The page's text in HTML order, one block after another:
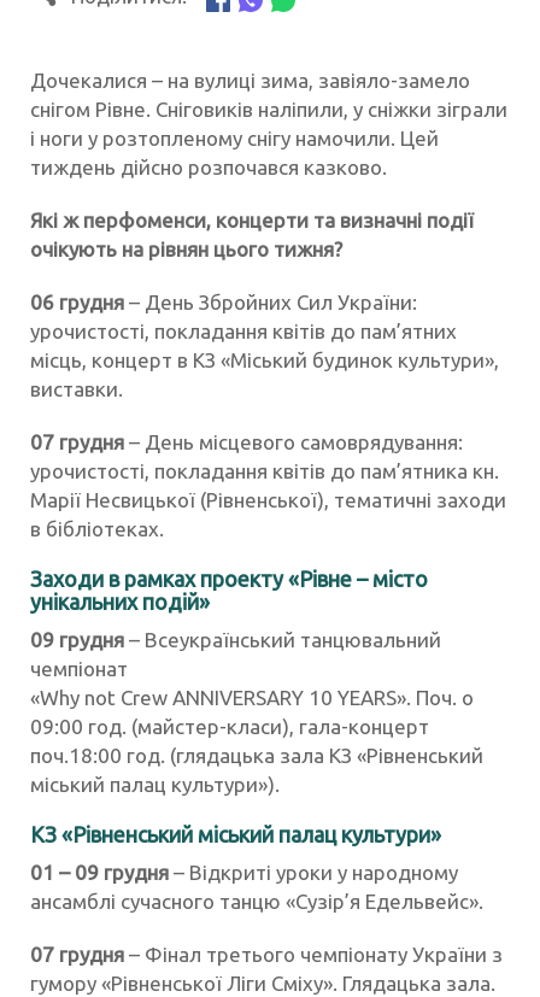
Дочекалися – на вулиці зима, завіяло-замело
снігом Рівне. Сніговиків наліпили, у сніжки зіграли
і ноги у розтопленому снігу намочили. Цей
тиждень дійсно розпочався казково.
Які ж перфоменси, концерти та визначні події
очікують на рівнян цього тижня?
06 грудня – День Збройних Сил України:
урочистості, покладання квітів до пам’ятних
місць, концерт в КЗ «Міський будинок культури»,
виставки.
07 грудня – День місцевого самоврядування:
урочистості, покладання квітів до пам’ятника кн.
Марії Несвицької (Рівненської), тематичні заходи
в бібліотеках.
Заходи в рамках проекту «Рівне – місто
унікальних подій»
09 грудня – Всеукраїнський танцювальний
чемпіонат
«Why not Crew ANNIVERSARY 10 YEARS». Поч. о
09:00 год. (майстер-класи), гала-концерт
поч.18:00 год. (глядацька зала КЗ «Рівненський
міський палац культури»).
КЗ «Рівненський міський палац культури»
01 – 09 грудня – Відкриті уроки у народному
ансамблі сучасного танцю «Сузір’я Едельвейс».
07 грудня – Фінал третього чемпіонату України з
гумору «Рівненської Ліги Сміху». Глядацька зала.